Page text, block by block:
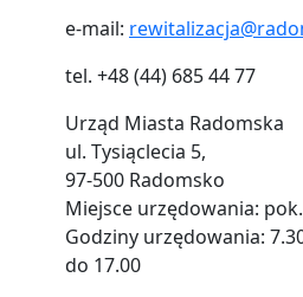
e-mail:
tel. +48 (44) 685 44 77
Urząd Miasta Radomska
ul. Tysiąclecia 5,
97-500 Radomsko
Miejsce urzędowania:
Godziny urzędowania:
do 17.00